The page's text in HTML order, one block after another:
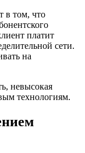
в том, что
платит
сети.
на
невысокая
технологиям.